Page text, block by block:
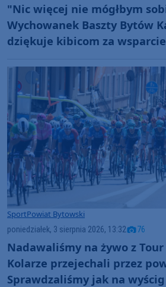
"Nic więcej nie mógłbym
Wychowanek Baszty Bytów
dziękuje kibicom za
SportPowiat Bytowski
poniedziałek, 3 sierpnia 2026, 13:32 76
Nadawaliśmy na żywo z
Kolarze przejechali przez
Sprawdzaliśmy jak na